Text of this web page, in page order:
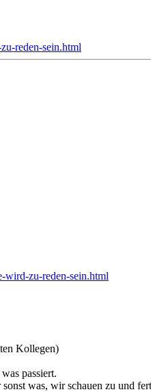
reden-sein.html
wird-zu-reden-sein.html
Kollegen)
passiert.
was, wir schauen zu und